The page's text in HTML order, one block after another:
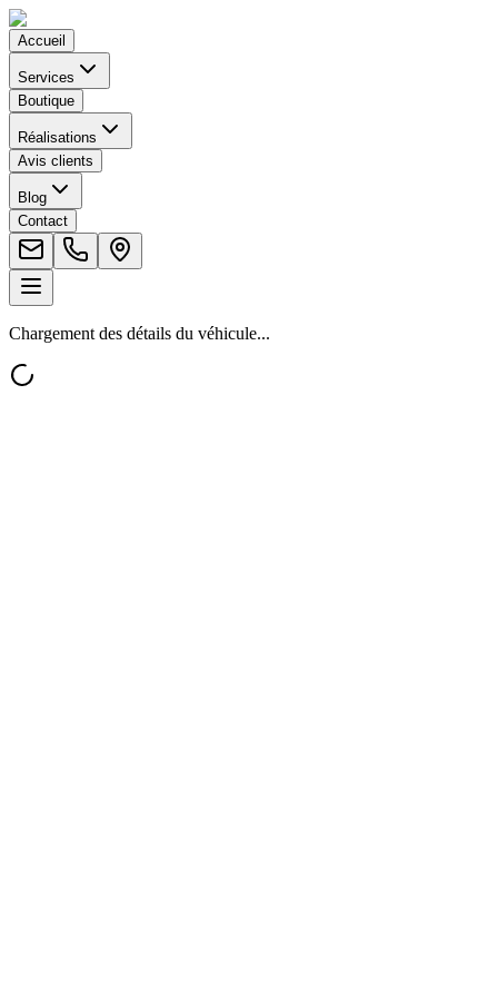
Accueil
Services
Boutique
Réalisations
Avis clients
Blog
Contact
Chargement des détails du véhicule...